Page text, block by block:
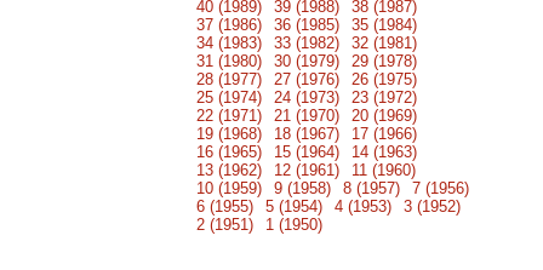
40 (1989)
39 (1988)
38 (1987)
37 (1986)
36 (1985)
35 (1984)
34 (1983)
33 (1982)
32 (1981)
31 (1980)
30 (1979)
29 (1978)
28 (1977)
27 (1976)
26 (1975)
25 (1974)
24 (1973)
23 (1972)
22 (1971)
21 (1970)
20 (1969)
19 (1968)
18 (1967)
17 (1966)
16 (1965)
15 (1964)
14 (1963)
13 (1962)
12 (1961)
11 (1960)
10 (1959)
9 (1958) 8 (1957)
7 (1956)
6 (1955)
5 (1954) 4 (1953)
3 (1952)
2 (1951)
1 (1950)